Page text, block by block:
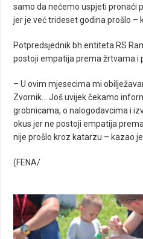
samo da nećemo uspjeti pronaći
jer je već trideset godina prošlo –
Potpredsjednik bh.entiteta RS
postoji empatija prema žrtvama i
– U ovim mjesecima mi
Zvornik… Još uvijek čekamo
grobnicama, o nalogodavcima i
okus jer ne postoji empatija
nije prošlo kroz katarzu – kazao je
(FENA/